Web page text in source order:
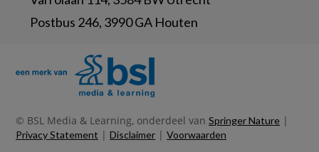
Postbus 246, 3990 GA Houten
© BSL Media & Learning, onderdeel van Springer Nature |
Privacy Statement | Disclaimer | Voorwaarden